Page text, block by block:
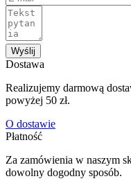
Wyślij
Dostawa
Realizujemy darmową
powyżej 50 zł.
O dostawie
Płatność
Za zamówienia w naszym
dowolny dogodny sposób.